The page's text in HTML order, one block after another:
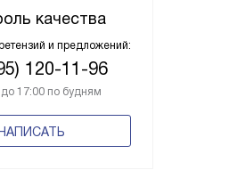
качества
и предложений:
120-11-96
17:00 по будням
НАПИСАТЬ